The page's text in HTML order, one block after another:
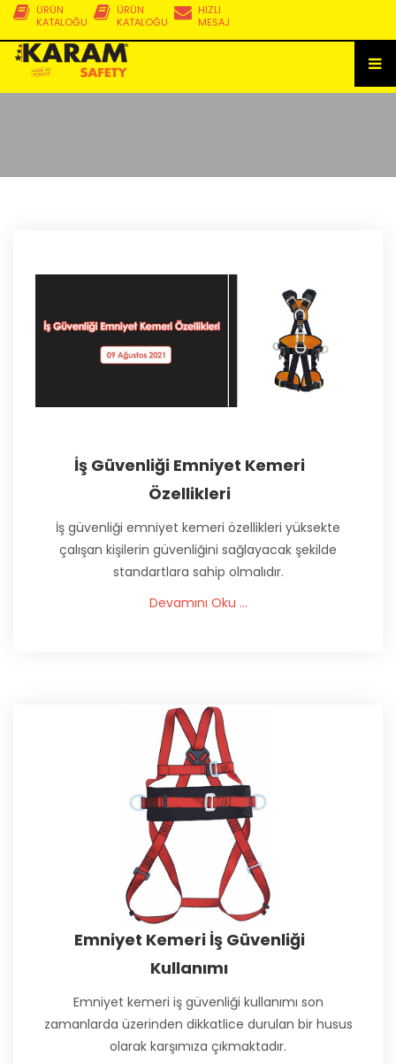
HIZLI
MESAJ
ÜRÜN
KATALOĞU
ÜRÜN
KATALOĞU
İş Güvenliği Emniyet Kemeri
Özellikleri
İş güvenliği emniyet kemeri özellikleri yüksekte
çalışan kişilerin güvenliğini sağlayacak şekilde
standartlara sahip olmalıdır.
Devamını Oku ...
Emniyet Kemeri İş Güvenliği
Kullanımı
Emniyet kemeri iş güvenliği kullanımı son
zamanlarda üzerinden dikkatlice durulan bir husus
olarak karşımıza çıkmaktadır.